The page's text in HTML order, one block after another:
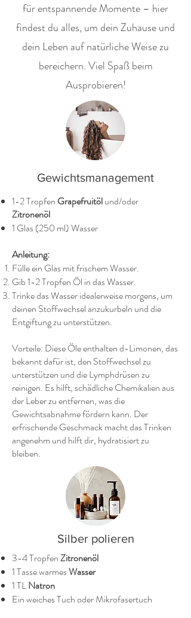
für entspannende Momente – hier
findest du alles, um dein Zuhause und
dein Leben auf natürliche Weise zu
bereichern. Viel Spaß beim
Ausprobieren!
Gewichtsmanagement
1-2 Tropfen Grapefruitölund/oder
Zitronenöl
1 Glas (250 ml) Wasser
Anleitung:
Fülle ein Glas mit frischem Wasser.
Gib 1-2 Tropfen Öl in das Wasser.
Trinke das Wasser idealerweise morgens, um
deinen Stoffwechsel anzukurbeln und die
Entgiftung zu unterstützen.
Vorteile: Diese Öle enthalten d-Limonen, das
bekannt dafür ist, den Stoffwechsel zu
unterstützen und die Lymphdrüsen zu
reinigen. Es hilft, schädliche Chemikalien aus
der Leber zu entfernen, was die
Gewichtsabnahme fördern kann. Der
erfrischende Geschmack macht das Trinken
angenehm und hilft dir, hydratisiert zu
bleiben.
Silber polieren
3-4 TropfenZitronenöl
1 Tasse warmesWasser
1 TLNatron
Ein weiches Tuch oder Mikrofasertuch